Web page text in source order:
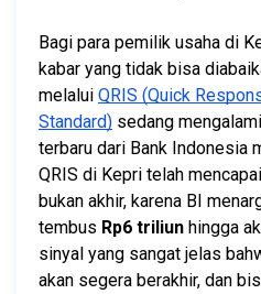
Bagi para pemilik usaha di
kabar yang tidak bisa
melalui QRIS (Quick
Standard) sedang
terbaru dari Bank Indonesia
QRIS di Kepri telah
bukan akhir, karena BI
tembus Rp6 triliun hingga
sinyal yang sangat jelas
akan segera berakhir, dan